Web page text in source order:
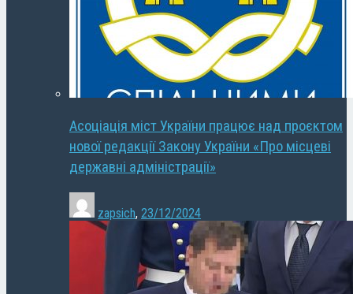
Асоціація міст України працює над проєктом
нової редакції Закону України «Про місцеві
державні адміністрації»
zapsich, 23/12/2024